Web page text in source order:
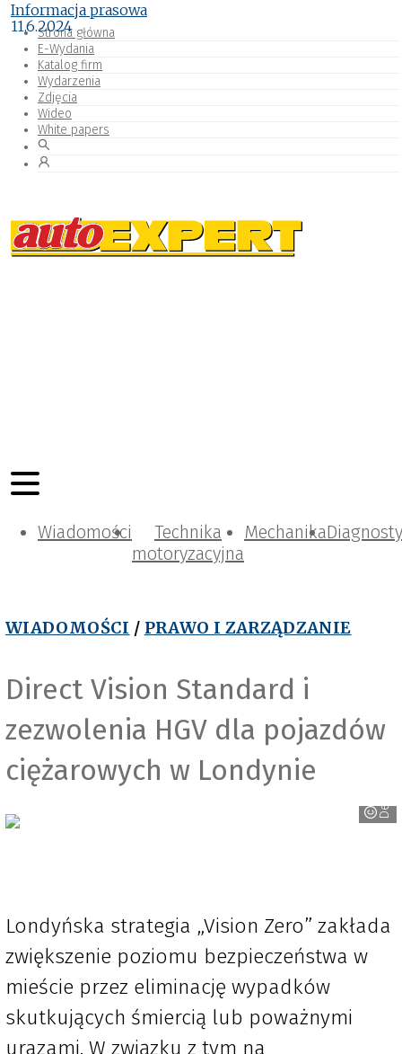
Strona główna
E-Wydania
Katalog firm
Wydarzenia
Zdjęcia
Wideo
White papers
Wiadomości
Technika
motoryzacyjna
Mechanika
WIADOMOŚCI / PRAWO I ZARZĄDZANIE
Direct Vision Standard i
zezwolenia HGV dla pojazdów
ciężarowych w Londynie
Informacja prasowa
11.6.2024
Londyńska strategia „Vision Zero” zakłada
zwiększenie poziomu bezpieczeństwa w
mieście przez eliminację wypadków
skutkujących śmiercią lub poważnymi
urazami. W związku z tym na